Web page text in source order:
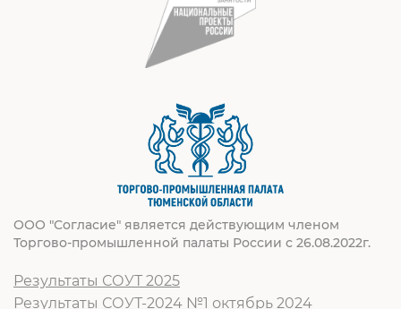
ООО "Согласие" является действующим членом
Торгово-промышленной палаты России с 26.08.2022г.
Результаты СОУТ 2025
Результаты СОУТ-2024 №1 октябрь 2024